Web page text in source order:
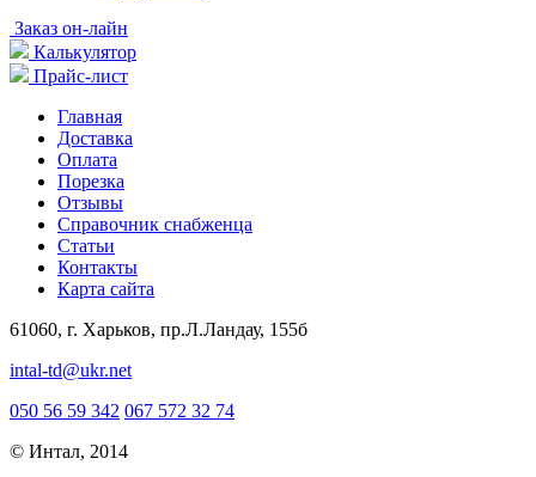
Заказ он-лайн
Калькулятор
Прайс-лист
Главная
Доставка
Оплата
Порезка
Отзывы
Справочник снабженца
Статьи
Контакты
Карта сайта
61060, г. Харьков, пр.Л.Ландау, 155б
intal-td@ukr.net
050 56 59 342 067 572 32 74
© Интал, 2014